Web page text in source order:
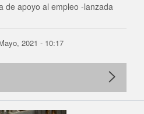
de apoyo al empleo -lanzada
2021 - 10:17